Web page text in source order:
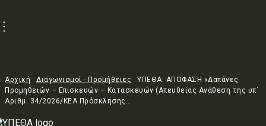
Αρχική Διαγωνισμοί - Προμήθειες
ΥΠΕΘΑ: ΑΠΟΦΑΣΗ «Δαπάνες
Προμηθειών – Επισκευών – Κατασκευών (Απευθείας Ανάθεση της υπ΄
Αριθμ. 34/2026/ΚΕΑ Πρόσκλησης...